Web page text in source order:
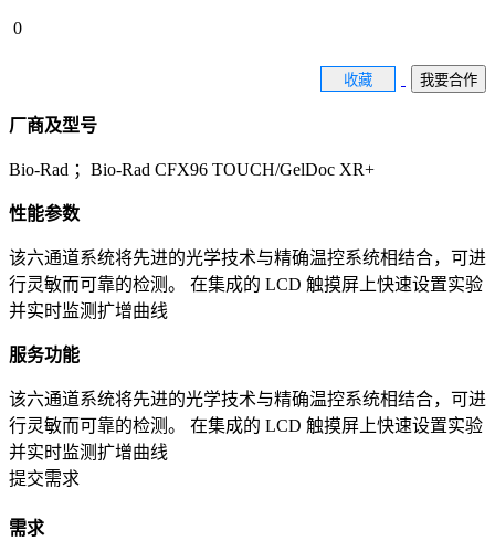
0
收藏 我要合作
厂商及型号
Bio-Rad ；Bio-Rad CFX96 TOUCH/GelDoc XR+
性能参数
该六通道系统将先进的光学技术与精确温控系统相结合，可进
行灵敏而可靠的检测。 在集成的 LCD 触摸屏上快速设置实验
并实时监测扩增曲线
服务功能
该六通道系统将先进的光学技术与精确温控系统相结合，可进
行灵敏而可靠的检测。 在集成的 LCD 触摸屏上快速设置实验
并实时监测扩增曲线
提交需求
需求